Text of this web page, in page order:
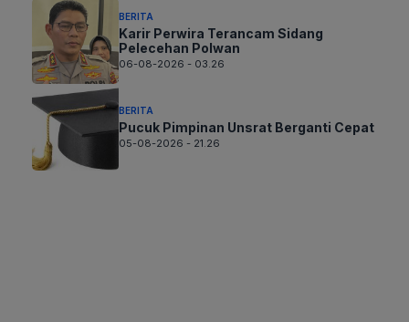
BERITA
Karir Perwira Terancam Sidang
Pelecehan Polwan
06-08-2026 - 03.26
BERITA
Pucuk Pimpinan Unsrat Berganti Cepat
05-08-2026 - 21.26